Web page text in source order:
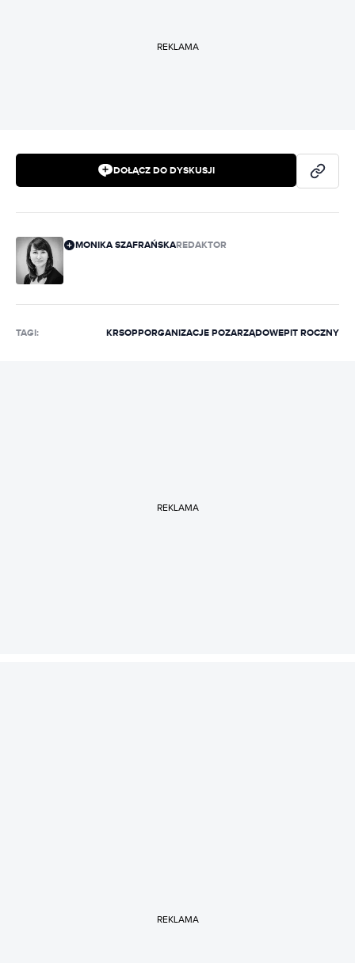
REKLAMA
DOŁĄCZ DO DYSKUSJI
MONIKA SZAFRAŃSKAREDAKTOR
TAGI: KRSOPPORGANIZACJE POZARZĄDOWEPIT ROCZNY
REKLAMA
REKLAMA